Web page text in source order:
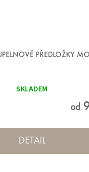
PŘEDLOŽKY
SKLADEM
od
DETAIL